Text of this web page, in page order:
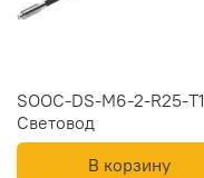
SOOC-DS-M6-2-R25-T1
Световод
В корзину